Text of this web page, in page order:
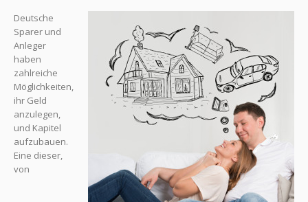
Deutsche
Sparer und
Anleger
haben
zahlreiche
Möglichkeiten,
ihr Geld
anzulegen,
und Kapitel
aufzubauen.
Eine dieser,
von